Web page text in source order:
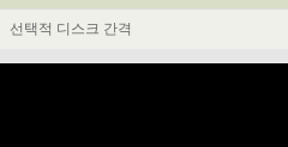
선택적 디스크 간격